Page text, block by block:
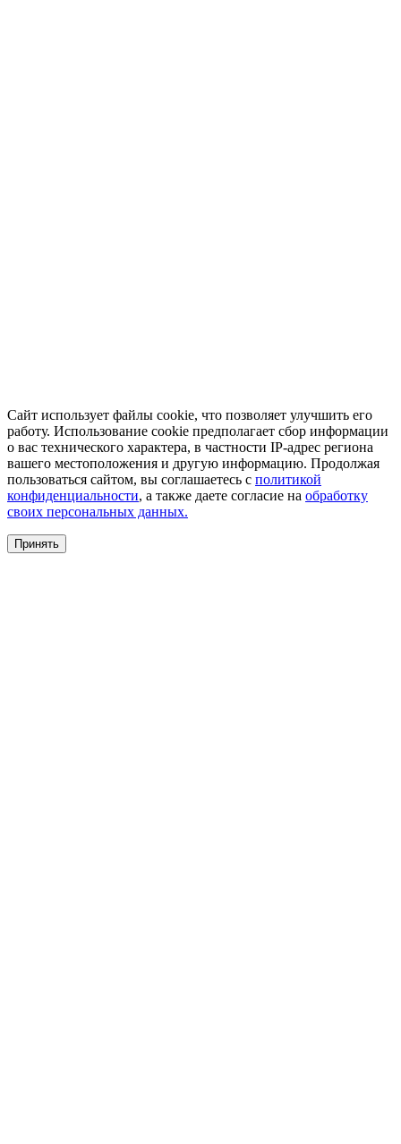
Сайт использует файлы cookie, что позволяет улучшить его
работу. Использование cookie предполагает сбор информации
о вас технического характера, в частности IP-адрес региона
вашего местоположения и другую информацию. Продолжая
пользоваться сайтом, вы соглашаетесь с политикой
конфиденциальности, а также даете согласие на обработку
своих персональных данных.
Принять